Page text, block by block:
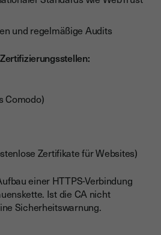
und regelmäßige Audits
Comodo)
Zertifikate für Websites)
einer HTTPS-Verbindung
Ist die CA nicht
Sicherheitswarnung.